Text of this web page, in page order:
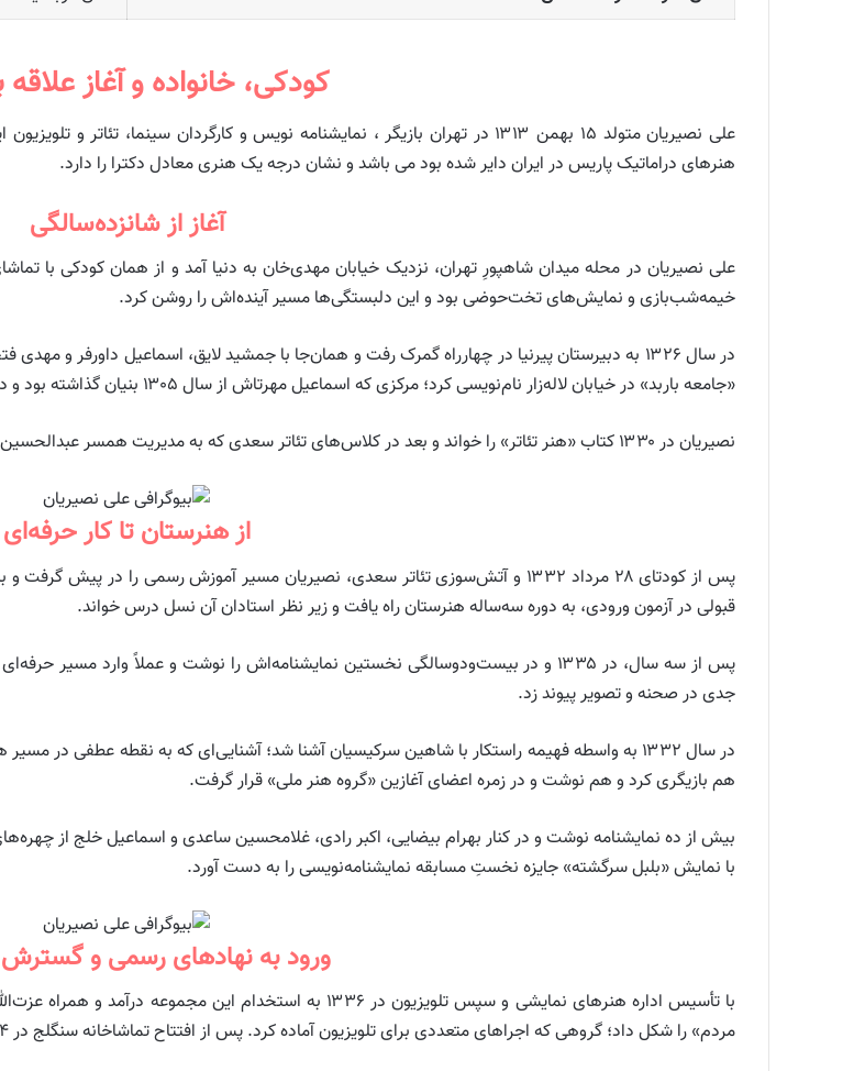
کودکی، خانواده و آغاز علاقه
علی نصیریان متولد ۱۵ بهمن ۱۳۱۳ در تهران بازیگر ، نمایشنامه نویس و کارگردان
هنرهای دراماتیک پاریس در ایران دایر شده بود می باشد و نشان درجه یک هنری معادل دکترا را دارد.
آغاز از شانزده‌سالگی
علی نصیریان در محله میدان شاهپورِ تهران، نزدیک خیابان مهدی‌خان به دنیا آمد و از همان کودکی با
خیمه‌شب‌بازی و نمایش‌های تخت‌حوضی بود و این دلبستگی‌ها مسیر آینده‌اش را روشن کرد.
در سال ۱۳۲۶ به دبیرستان پیرنیا در چهارراه گمرک رفت و همان‌جا با جمشید لایق، اسماعیل
«جامعه باربد» در خیابان لاله‌زار نام‌نویسی کرد؛ مرکزی که اسماعیل مهرتاش از سال ۱۳۰۵ بنیان گذاشته بود و در آن موسیقی، تئاتر و ادبیات تدریس می‌شد.
نصیریان در ۱۳۳۰ کتاب «هنر تئاتر» را خواند و بعد در کلاس‌های تئاتر سعدی که به مدیریت همسر عبدالحسین نوشین اداره می‌شد، شرکت کرد.
از هنرستان تا کار حرفه‌ای
پس از کودتای ۲۸ مرداد ۱۳۳۲ و آتش‌سوزی تئاتر سعدی، نصیریان مسیر آموزش رسمی را
قبولی در آزمون ورودی، به دوره سه‌ساله هنرستان راه یافت و زیر نظر استادان آن نسل درس خواند.
پس از سه سال، در ۱۳۳۵ و در بیست‌ودوسالگی نخستین نمایشنامه‌اش را نوشت و عملاً وارد
جدی در صحنه و تصویر پیوند زد.
هم بازیگری کرد و هم نوشت و در زمره اعضای آغازین «گروه هنر ملی» قرار گرفت.
با نمایش «بلبل سرگشته» جایزه نخستِ مسابقه نمایشنامه‌نویسی را به دست آورد.
ورود به نهادهای رسمی و
با تأسیس اداره هنرهای نمایشی و سپس تلویزیون در ۱۳۳۶ به
مردم» را شکل داد؛ گروهی که اجراهای متعددی برای تلویزیون آماده کرد. پس از افتتاح تماشاخانه سنگلج در ۱۳۴۴، به همراه گروهش اجرای منظم آثار را در این سالن پی گرفت.